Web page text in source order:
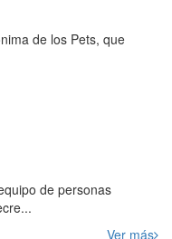
de los Pets, que
de personas
Ver más